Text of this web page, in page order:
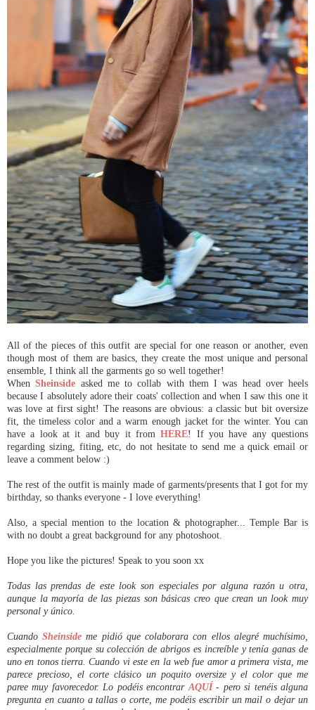
All of the pieces of this outfit are special for one reason or another, even
though most of them are basics, they create the most unique and personal
ensemble, I think all the garments go so well together!
WhenSheinside asked me to collab with them I was head over heels
because I absolutely adore their coats' collection and when I saw this one it
was love at first sight! The reasons are obvious: a classic but bit oversize
fit, the timeless color and a warm enough jacket for the winter. You can
have a look at it and buy it fromHERE! If you have any questions
regarding sizing, fiting, etc, do not hesitate to send me a quick email or
leave a comment below :)
The rest of the outfit is mainly made of garments/presents that I got for my
birthday, so thanks everyone - I love everything!
Also, a special mention to the location & photographer... Temple Bar is
with no doubt a great background for any photoshoot.
Hope you like the pictures! Speak to you soon xx
Todas las prendas de este look son especiales por alguna razón u otra,
aunque la mayoría de las piezas son básicas creo que crean un look muy
personal y único.
CuandoSheinside me pidió que colaborara con ellos alegré muchísimo,
especialmente porque su colección de abrigos es increíble y tenía ganas de
uno en tonos tierra. Cuando vi este en la web fue amor a primera vista, me
parece precioso, el corte clásico un poquito oversize y el color que me
paree muy favorecedor. Lo podéis encontrar AQUÍ- pero si tenéis alguna
pregunta en cuanto a tallas o corte, me podéis escribir un mail o dejar un